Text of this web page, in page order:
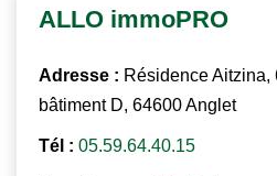
ALLO immoPRO
Adresse : Résidence Aitzina,
bâtiment D, 64600 Anglet
Tél : 05.59.64.40.15